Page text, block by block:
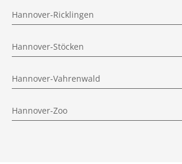
Hannover-Ricklingen
Hannover-Stöcken
Hannover-Vahrenwald
Hannover-Zoo